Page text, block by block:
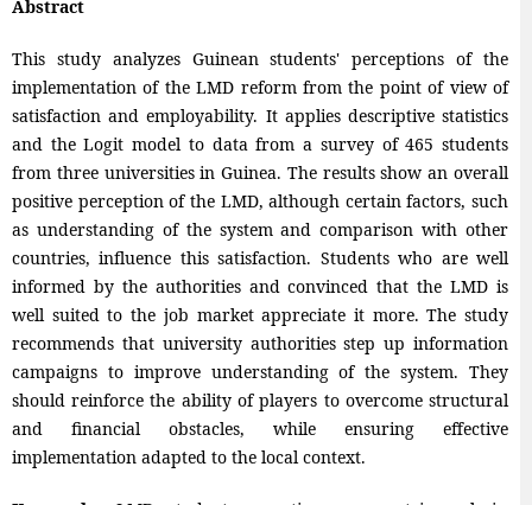
Abstract
This study analyzes Guinean students' perceptions of the
implementation of the LMD reform from the point of view of
satisfaction and employability. It applies descriptive statistics
and the Logit model to data from a survey of 465 students
from three universities in Guinea. The results show an overall
positive perception of the LMD, although certain factors, such
as understanding of the system and comparison with other
countries, influence this satisfaction. Students who are well
informed by the authorities and convinced that the LMD is
well suited to the job market appreciate it more. The study
recommends that university authorities step up information
campaigns to improve understanding of the system. They
should reinforce the ability of players to overcome structural
and financial obstacles, while ensuring effective
implementation adapted to the local context.